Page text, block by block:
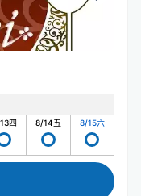
四 8/14五 8/15六